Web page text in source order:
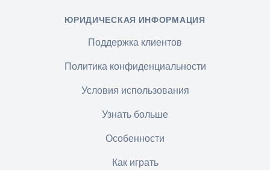
ЮРИДИЧЕСКАЯ ИНФОРМАЦИЯ
Поддержка клиентов
Политика конфиденциальности
Условия использования
Узнать больше
Особенности
Как играть